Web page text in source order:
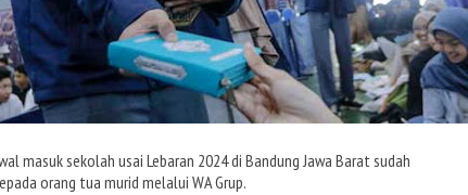
masuk sekolah usai Lebaran 2024 di Bandung Jawa Barat sudah
orang tua murid melalui WA Grup.